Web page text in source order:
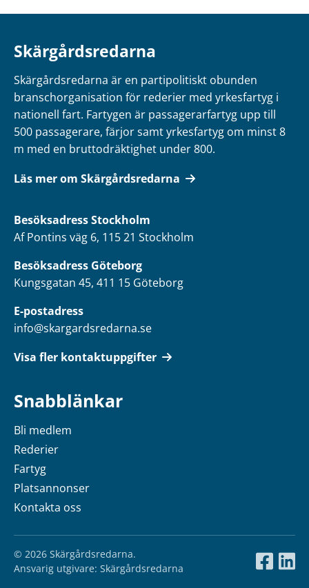
Skärgårdsredarna
Skärgårdsredarna är en partipolitiskt obunden
branschorganisation för rederier med yrkesfartyg i
nationell fart. Fartygen är passagerarfartyg upp till
500 passagerare, färjor samt yrkesfartyg om minst 8
m med en bruttodräktighet under 800.
Läs mer om Skärgårdsredarna
BesöksadressStockholm
Af Pontins väg 6, 115 21 Stockholm
Besöksadress Göteborg
Kungsgatan 45, 411 15 Göteborg
E-postadress
info@skargardsredarna.se
Visa fler kontaktuppgifter
Snabblänkar
Bli medlem
Rederier
Fartyg
Platsannonser
Kontakta oss
© 2026 Skärgårdsredarna.
Ansvarig utgivare: Skärgårdsredarna